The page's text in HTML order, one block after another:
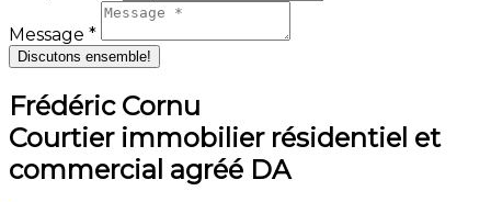
Message *
Discutons ensemble!
Frédéric Cornu
Courtier immobilier résidentiel et
commercial agréé DA